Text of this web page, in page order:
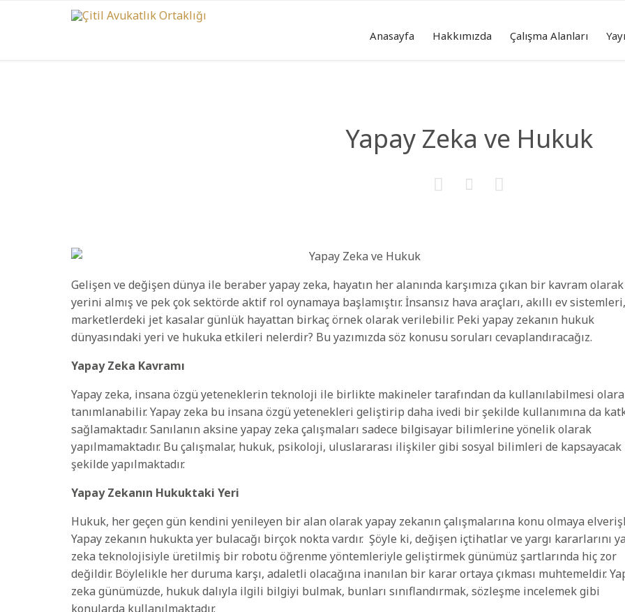
Anasayfa Hakkımızda Çalışma Alanları
Yapay Zeka ve Hukuk
  
Gelişen ve değişen dünya ile beraber yapay zeka, hayatın her alanında karşımıza çıkan bir kavram olarak
yerini almış ve pek çok sektörde aktif rol oynamaya başlamıştır. İnsansız hava araçları, akıllı ev sistemleri,
marketlerdeki jet kasalar günlük hayattan birkaç örnek olarak verilebilir. Peki yapay zekanın hukuk
dünyasındaki yeri ve hukuka etkileri nelerdir? Bu yazımızda söz konusu soruları cevaplandıracağız.
Yapay Zeka Kavramı
Yapay zeka, insana özgü yeteneklerin teknoloji ile birlikte makineler tarafından da kullanılabilmesi
tanımlanabilir. Yapay zeka bu insana özgü yetenekleri geliştirip daha ivedi bir şekilde kullanımına da
sağlamaktadır. Sanılanın aksine yapay zeka çalışmaları sadece bilgisayar bilimlerine yönelik olarak
yapılmamaktadır. Bu çalışmalar, hukuk, psikoloji, uluslararası ilişkiler gibi sosyal bilimleri de kapsayacak
şekilde yapılmaktadır.
Yapay Zekanın Hukuktaki Yeri
Hukuk, her geçen gün kendini yenileyen bir alan olarak yapay zekanın çalışmalarına konu olmaya
Yapay zekanın hukukta yer bulacağı birçok nokta vardır. Şöyle ki, değişen içtihatlar ve yargı kararlarını
zeka teknolojisiyle üretilmiş bir robotu öğrenme yöntemleriyle geliştirmek günümüz şartlarında hiç zor
değildir. Böylelikle her duruma karşı, adaletli olacağına inanılan bir karar ortaya çıkması muhtemeldir.
zeka günümüzde, hukuk dalıyla ilgili bilgiyi bulmak, bunları sınıflandırmak, sözleşme incelemek gibi
konularda kullanılmaktadır.